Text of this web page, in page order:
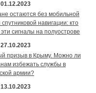
остаются без мобильной
спутниковой навигации: кто
сигналы на полуострове
призыв в Крыму. Можно ли
избежать службы в
армии?